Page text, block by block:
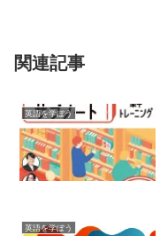
関連記事
英語を学ぼう
英語を学ぼう